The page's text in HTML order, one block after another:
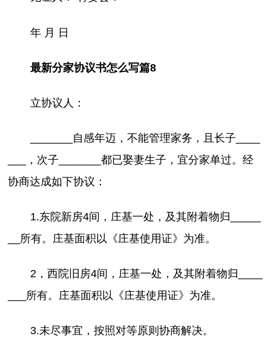
年 月 日
最新分家协议书怎么写篇8
立协议人：
_______自感年迈，不能管理家务，且长子____
___，次子_______都已娶妻生子，宜分家单过。经
协商达成如下协议：
1.东院新房4间，庄基一处，及其附着物归_____
__所有。庄基面积以《庄基使用证》为准。
2，西院旧房4间，庄基一处，及其附着物归____
___所有。庄基面积以《庄基使用证》为准。
3.未尽事宜，按照对等原则协商解决。